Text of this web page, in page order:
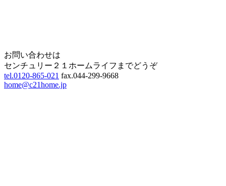
お問い合わせは
センチュリー２１ホームライフまでどうぞ
tel.0120-865-021 fax.044-299-9668
home@c21home.jp